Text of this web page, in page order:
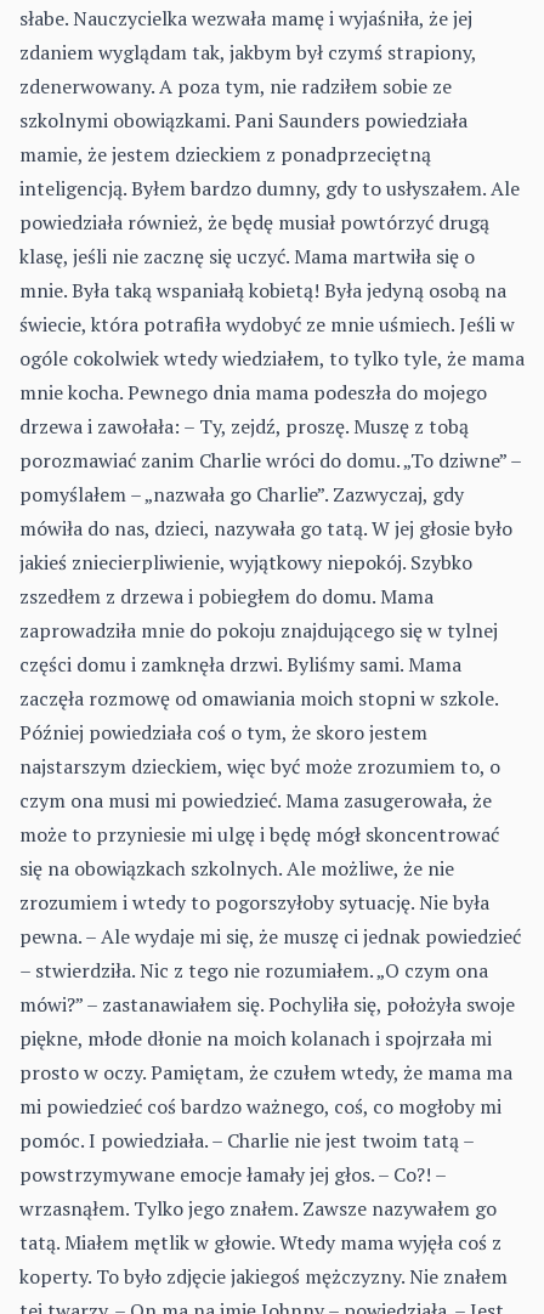
słabe. Nauczycielka wezwała mamę i wyjaśniła, że jej
zdaniem wyglądam tak, jakbym był czymś strapiony,
zdenerwowany. A poza tym, nie radziłem sobie ze
szkolnymi obowiązkami. Pani Saunders powiedziała
mamie, że jestem dzieckiem z ponadprzeciętną
inteligencją. Byłem bardzo dumny, gdy to usłyszałem. Ale
powiedziała również, że będę musiał powtórzyć drugą
klasę, jeśli nie zacznę się uczyć. Mama martwiła się o
mnie. Była taką wspaniałą kobietą! Była jedyną osobą na
świecie, która potrafiła wydobyć ze mnie uśmiech. Jeśli w
ogóle cokolwiek wtedy wiedziałem, to tylko tyle, że mama
mnie kocha. Pewnego dnia mama podeszła do mojego
drzewa i zawołała: – Ty, zejdź, proszę. Muszę z tobą
porozmawiać zanim Charlie wróci do domu. „To dziwne” –
pomyślałem – „nazwała go Charlie”. Zazwyczaj, gdy
mówiła do nas, dzieci, nazywała go tatą. W jej głosie było
jakieś zniecierpliwienie, wyjątkowy niepokój. Szybko
zszedłem z drzewa i pobiegłem do domu. Mama
zaprowadziła mnie do pokoju znajdującego się w tylnej
części domu i zamknęła drzwi. Byliśmy sami. Mama
zaczęła rozmowę od omawiania moich stopni w szkole.
Później powiedziała coś o tym, że skoro jestem
najstarszym dzieckiem, więc być może zrozumiem to, o
czym ona musi mi powiedzieć. Mama zasugerowała, że
może to przyniesie mi ulgę i będę mógł skoncentrować
się na obowiązkach szkolnych. Ale możliwe, że nie
zrozumiem i wtedy to pogorszyłoby sytuację. Nie była
pewna. – Ale wydaje mi się, że muszę ci jednak powiedzieć
– stwierdziła. Nic z tego nie rozumiałem. „O czym ona
mówi?” – zastanawiałem się. Pochyliła się, położyła swoje
piękne, młode dłonie na moich kolanach i spojrzała mi
prosto w oczy. Pamiętam, że czułem wtedy, że mama ma
mi powiedzieć coś bardzo ważnego, coś, co mogłoby mi
pomóc. I powiedziała. – Charlie nie jest twoim tatą –
powstrzymywane emocje łamały jej głos. – Co?! –
wrzasnąłem. Tylko jego znałem. Zawsze nazywałem go
tatą. Miałem mętlik w głowie. Wtedy mama wyjęła coś z
koperty. To było zdjęcie jakiegoś mężczyzny. Nie znałem